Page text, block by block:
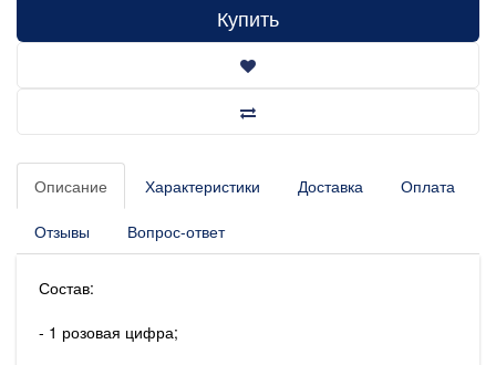
Купить
Описание Характеристики Доставка Оплата
Отзывы Вопрос-ответ
Состав:
- 1 розовая цифра;